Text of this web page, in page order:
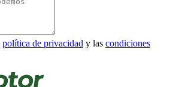
política de privacidad y las condiciones